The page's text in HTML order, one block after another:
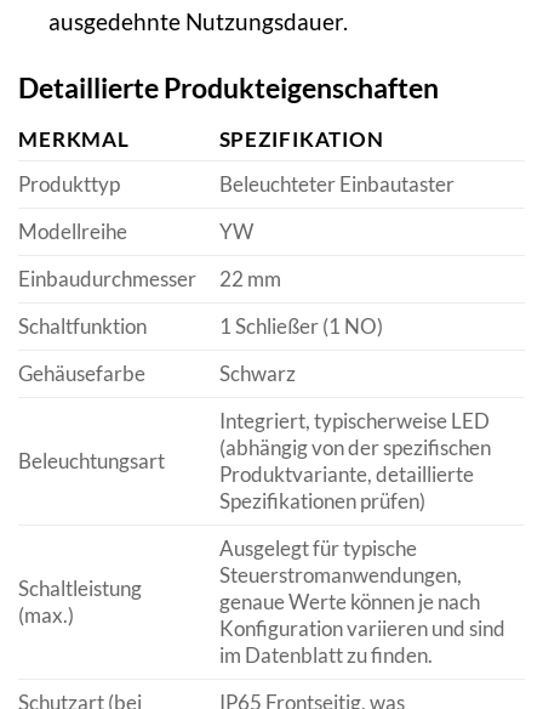
ausgedehnte Nutzungsdauer.
Detaillierte Produkteigenschaften
MERKMAL
SPEZIFIKATION
Produkttyp
Beleuchteter Einbautaster
Modellreihe
YW
Einbaudurchmesser
22 mm
Schaltfunktion
1 Schließer (1 NO)
Gehäusefarbe
Schwarz
Beleuchtungsart
Integriert, typischerweise LED
(abhängig von der spezifischen
Produktvariante, detaillierte
Spezifikationen prüfen)
Schaltleistung
(max.)
Ausgelegt für typische
Steuerstromanwendungen,
genaue Werte können je nach
Konfiguration variieren und sind
im Datenblatt zu finden.
Schutzart (bei
IP65 Frontseitig, was